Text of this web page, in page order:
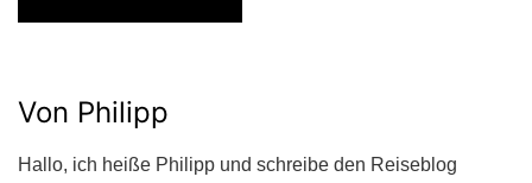
Von Philipp
Hallo, ich heiße Philipp und schreibe den Reiseblog